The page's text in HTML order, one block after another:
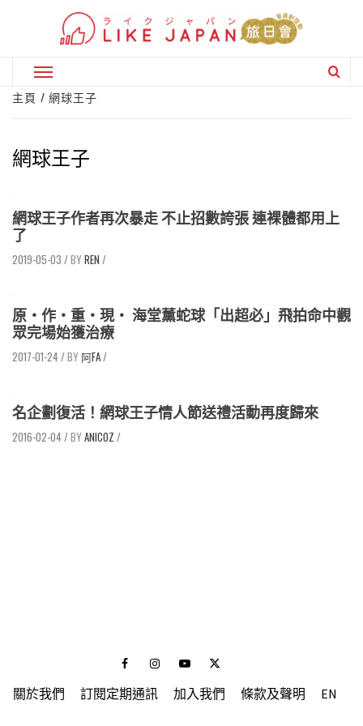
Primary
Menu
主頁 網球王子
網球王子
網球王子作者再次暴走 不止招數誇張 連裸體都用上
了
2019-05-03 / REN /
原‧作‧重‧現‧ 海堂薰蛇球「出超必」飛拍命中觀
眾完場始獲治療
2017-01-24/ 阿FA/
名企劃復活！網球王子情人節送禮活動再度歸來
2016-02-04/ ANICOZ /
FacebookInstagramYoutubeTwitter
關於我們 訂閱定期通訊 加入我們 條款及聲明 EN